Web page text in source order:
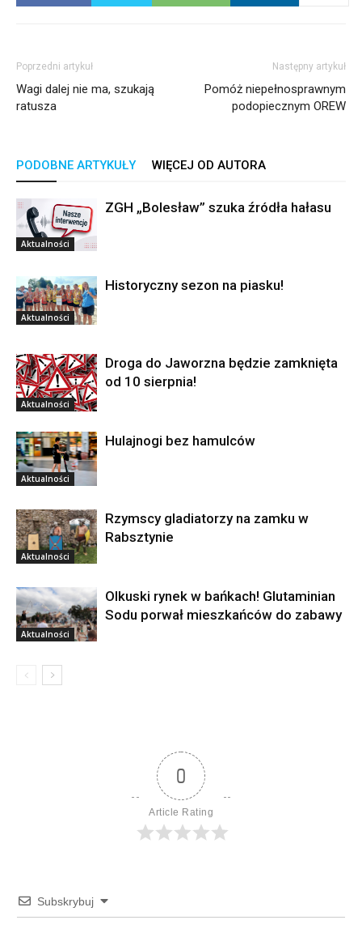
Poprzedni artykuł
Wagi dalej nie ma, szukają
ratusza
Następny artykuł
Pomóż niepełnosprawnym
podopiecznym OREW
PODOBNE ARTYKUŁY WIĘCEJ OD AUTORA
Aktualności
ZGH „Bolesław” szuka źródła hałasu
Aktualności
Historyczny sezon na piasku!
Aktualności
Droga do Jaworzna będzie zamknięta
od 10 sierpnia!
Aktualności
Hulajnogi bez hamulców
Aktualności
Rzymscy gladiatorzy na zamku w
Rabsztynie
Aktualności
Olkuski rynek w bańkach! Glutaminian
Sodu porwał mieszkańców do zabawy
0
Article Rating
Subskrybuj